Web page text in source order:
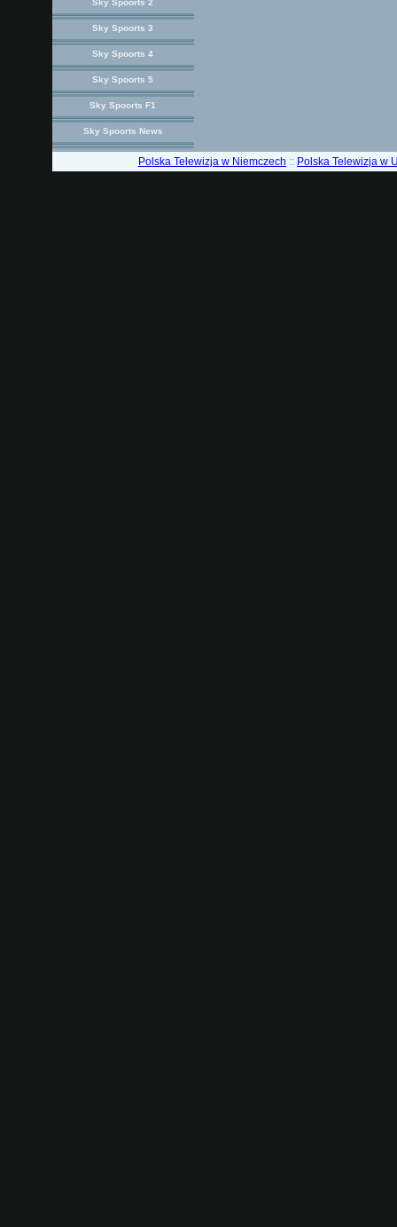
Sky Spoorts 2
Sky Spoorts 3
Sky Spoorts 4
Sky Spoorts 5
Sky Spoorts F1
Sky Spoorts News
Polska Telewizja w Niemczech :: Polska Telewizja w